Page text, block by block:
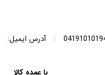
| آدرس ایمیل: